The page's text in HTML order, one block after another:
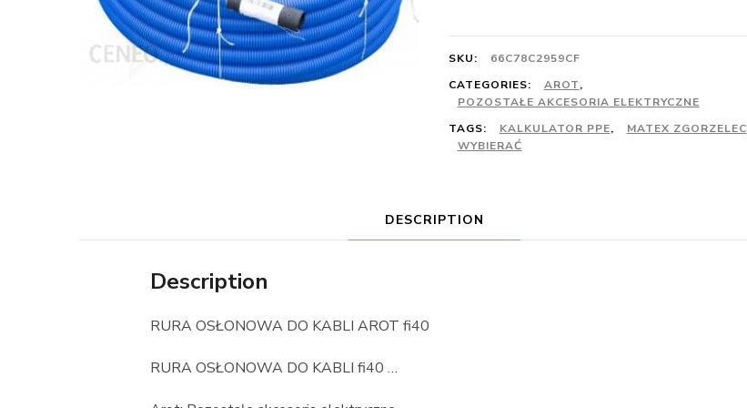
SKU:
66C78C2959CF
CATEGORIES:
AROT,
POZOSTAŁE AKCESORIA ELEKTRYCZNE
TAGS:
KALKULATOR PPE, MATEX ZGORZELEC
WYBIERAĆ
DESCRIPTION
Description
RURA OSŁONOWA DO KABLI AROT fi40
RURA OSŁONOWA DO KABLI fi40 …